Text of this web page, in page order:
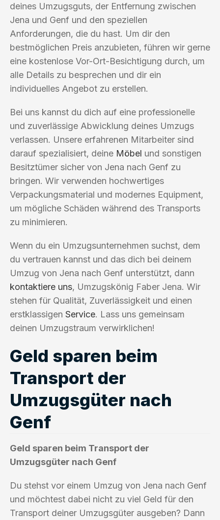
deines Umzugsguts, der Entfernung zwischen
Jena und Genf und den speziellen
Anforderungen, die du hast. Um dir den
bestmöglichen Preis anzubieten, führen wir gerne
eine kostenlose Vor-Ort-Besichtigung durch, um
alle Details zu besprechen und dir ein
individuelles Angebot zu erstellen.
Bei uns kannst du dich auf eine professionelle
und zuverlässige Abwicklung deines Umzugs
verlassen. Unsere erfahrenen Mitarbeiter sind
darauf spezialisiert, deine Möbel und sonstigen
Besitztümer sicher von Jena nach Genf zu
bringen. Wir verwenden hochwertiges
Verpackungsmaterial und modernes Equipment,
um mögliche Schäden während des Transports
zu minimieren.
Wenn du ein Umzugsunternehmen suchst, dem
du vertrauen kannst und das dich bei deinem
Umzug von Jena nach Genf unterstützt, dann
kontaktiere uns, Umzugskönig Faber Jena. Wir
stehen für Qualität, Zuverlässigkeit und einen
erstklassigen Service. Lass uns gemeinsam
deinen Umzugstraum verwirklichen!
Geld sparen beim
Transport der
Umzugsgüter nach
Genf
Geld sparen beim Transport der
Umzugsgüter nach Genf
Du stehst vor einem Umzug von Jena nach Genf
und möchtest dabei nicht zu viel Geld für den
Transport deiner Umzugsgüter ausgeben? Dann